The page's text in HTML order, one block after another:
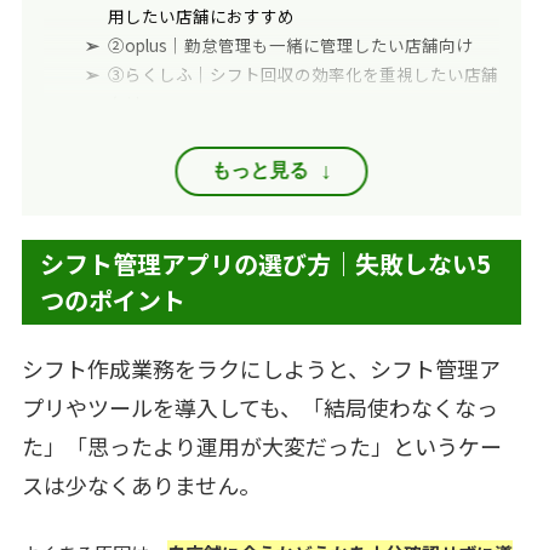
用したい店舗におすすめ
②oplus｜勤怠管理も一緒に管理したい店舗向け
③らくしふ｜シフト回収の効率化を重視したい店舗
⑤KAKERUシフト管理｜LINEでシフト提出したい店
よくある質問
シフト管理アプリは無料だけでも運用できますか？
無料プランと無料トライアルは何が違いますか？
すか？
シフト管理アプリと勤怠管理システムの違いは何で
LINEでシフト管理するメリットはありますか？
小規模店舗では、どのシフト管理アプリを選べばい
もっと見る
シフト管理アプリの選び方｜失敗しない5
つのポイント
シフト作成業務をラクにしようと、シフト管理ア
プリやツールを導入しても、「結局使わなくなっ
た」「思ったより運用が大変だった」というケー
スは少なくありません。